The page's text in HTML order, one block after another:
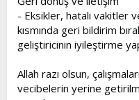
- Eksikler, hatalı vakitler
kısmında geri bildirim
geliştiricinin iyileştirme
Allah razı olsun,
vecibelerin yerine